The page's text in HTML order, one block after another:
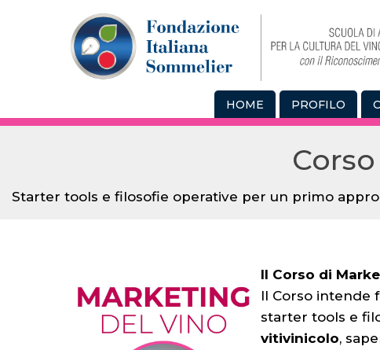
HOME PROFILO
Starter tools e filosofie operative per un primo
Il Corso di
Il Corso intende
starter tools e
vitivinicolo,